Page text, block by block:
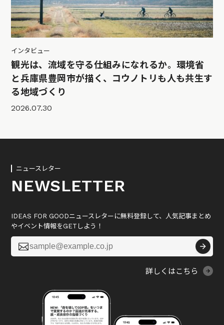
インタビュー
観光は、流域を守る仕組みになれるか。環境省
と兵庫県豊岡市が描く、コウノトリも人も共生す
る地域づくり
2026.07.30
ニュースレター
NEWSLETTER
IDEAS FOR GOODニュースレターに無料登録して、人気記事まとめ
やイベント情報をGETしよう！

詳しくはこちら